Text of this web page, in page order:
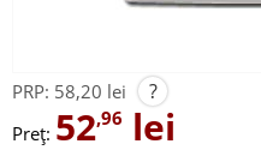
PRP: 58,20 lei ?
Preț: 52,96 lei